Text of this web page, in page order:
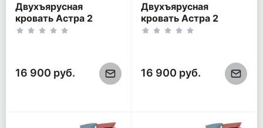
Двухъярусная
кровать Астра 2
Венге/Орех (без
16 900 руб.
Двухъярусная
кровать Астра 2
Венге/Оранжевый
16 900 руб.